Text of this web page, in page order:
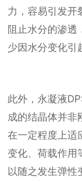
力，容易引发开
阻止水分的渗透
少因水分变化引
此外，永凝液
成的结晶体并非
在一定程度上适
变化、荷载作用
以随之发生弹性